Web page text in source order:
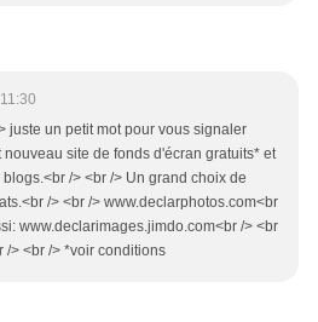
juste un petit mot pour vous signaler
nouveau site de fonds d'écran gratuits* et
/> <br /> Un grand choix de
/> <br /> www.declarphotos.com<br
www.declarimages.jimdo.com<br /> <br
/> <br /> *voir conditions